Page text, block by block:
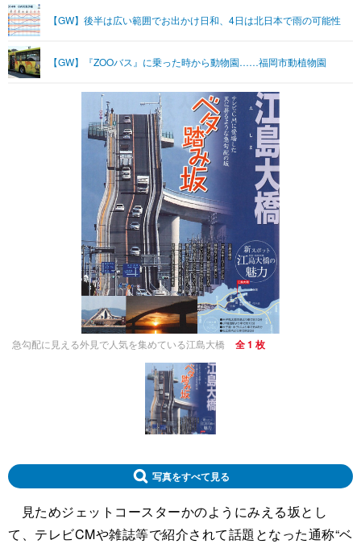
グラビア ブログ
ショッピング その他
プッシュ通知の停止方法
【GW】後半は広い範囲でお出かけ日和、4日は北日本で雨の可能性
【GW】『ZOOバス』に乗った時から動物園……福岡市動植物園
急勾配に見える外見で人気を集めている江島大橋 全 1 枚
写真をすべて見る
見ためジェットコースターかのようにみえる坂とし
て、テレビCMや雑誌等で紹介されて話題となった通称“ベ